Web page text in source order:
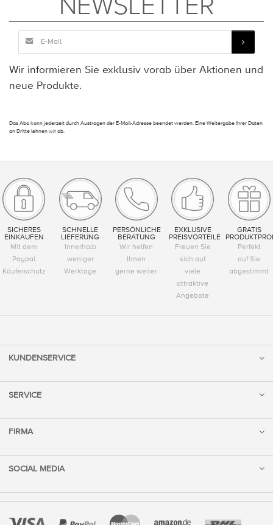
Wir informieren Sie exklusiv vorab über Aktionen und
neue Produkte.
Das Abo kann jederzeit durch Austragen der E-Mail-Adresse beendet werden. Eine Weitergabe Ihrer Daten
an Dritte lehnen wir ab.
SICHERES
EINKAUFEN
Mit dem
Paypal
Käuferschutz
SCHNELLE
LIEFERUNG
Innerhalb
weniger
Werktage
PERSÖNLICHE
BERATUNG
Wir helfen
Ihnen
gerne weiter
EXKLUSIVE
PREISVORTEILE
Freuen Sie
sich auf
viele
attraktive
Angebote
GRATIS
Perfekt
auf Sie
abgestimmt
KUNDENSERVICE
SERVICE
FIRMA
SOCIAL MEDIA